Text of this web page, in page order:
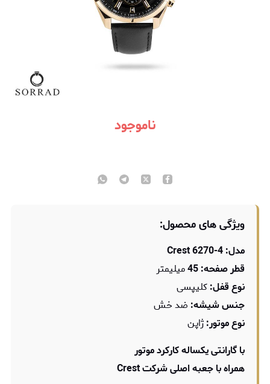
ناموجود
ویژگی های محصول:
مدل: Crest 6270-4
قطر صفحه: 45
میلیمتر
نوع قفل:کلیپسی
جنس شیشه: ضد خش
نوع موتور:ژاپن
با گارانتی یکساله کارکرد موتور